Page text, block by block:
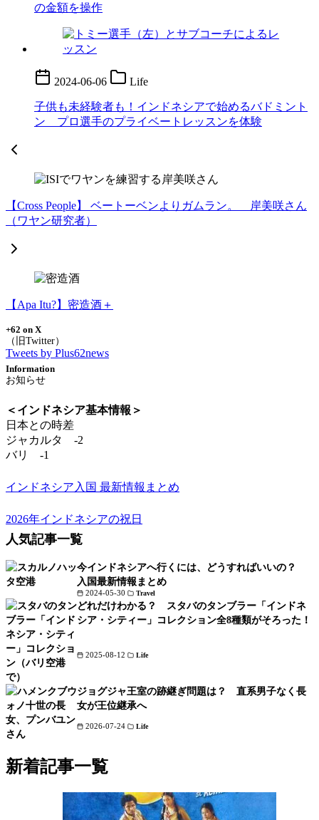
の金額を操作
2024-06-06 Life
子供も未経験者も！インドネシアで始めるバドミント
ン プロ選手のプライベートレッスンを体験
【Cross People】 ベートーベンよりガムラン。 岸美咲さん
（ワヤン研究者）
【Apa Itu?】密造酒＋
+62 on X
Tweets by Plus62news
Information
＜インドネシア基本情報＞
日本との時差
ジャカルタ -2
バリ -1
インドネシア入国 最新情報まとめ
2026年インドネシアの祝日
人気記事一覧
今インドネシアへ行くには、どうすればいいの？
入国最新情報まとめ
2024-05-30 Travel
どれだけわかる？ スタバのタンブラー「インドネ
シア・シティー」コレクション全8種類がそろった！
2025-08-12 Life
ジョグジャ王室の跡継ぎ問題は？ 直系男子なく長
女が王位継承へ
2026-07-24 Life
新着記事一覧